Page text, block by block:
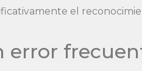
el
error